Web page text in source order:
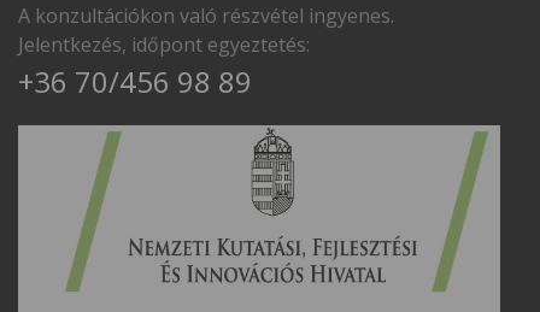
A konzultációkon való részvétel ingyenes.
Jelentkezés, időpont egyeztetés:
+36 70/456 98 89